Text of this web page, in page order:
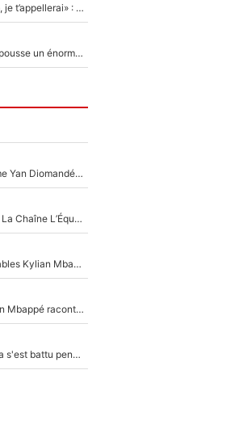
Mercato - OM - «Dès que je prends un club, je t’appellerai» : La promesse de Marcelino au moment de claquer la porte
Victime de racisme contre Murray, Kyrgios pousse un énorme coup de gueule !
Antoine Griezmann et N'Golo Kanté : Comme Yan Diomandé, les deux champions du monde ont refusé de signer au PSG !
Un chroniqueur de L’Équipe du Soir viré par La Chaîne L’Équipe : Même Olivier Ménard n’avait pas pu empêcher son départ, «je l’ai appris sur Twitter, je l’ai vécu assez mal»
Loin du Real Madrid et du PSG, les inséparables Kylian Mbappé et Achraf Hakimi changent d'équipe le temps d'une journée !
«Je ne sais pas pourquoi j’ai dit ça...» : Kylian Mbappé raconte sa première rencontre avec Zinédine Zidane (et c’est très drôle)
Départ de Roberto De Zerbi - Medhi Benatia s'est battu pendant six mois pour le retenir à l'OM, le PSG a été le naufrage de trop : «Je pars avec toi»